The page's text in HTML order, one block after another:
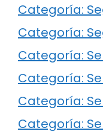
Categoría:
Categoría:
Categoría:
Categoría:
Categoría:
Categoría: